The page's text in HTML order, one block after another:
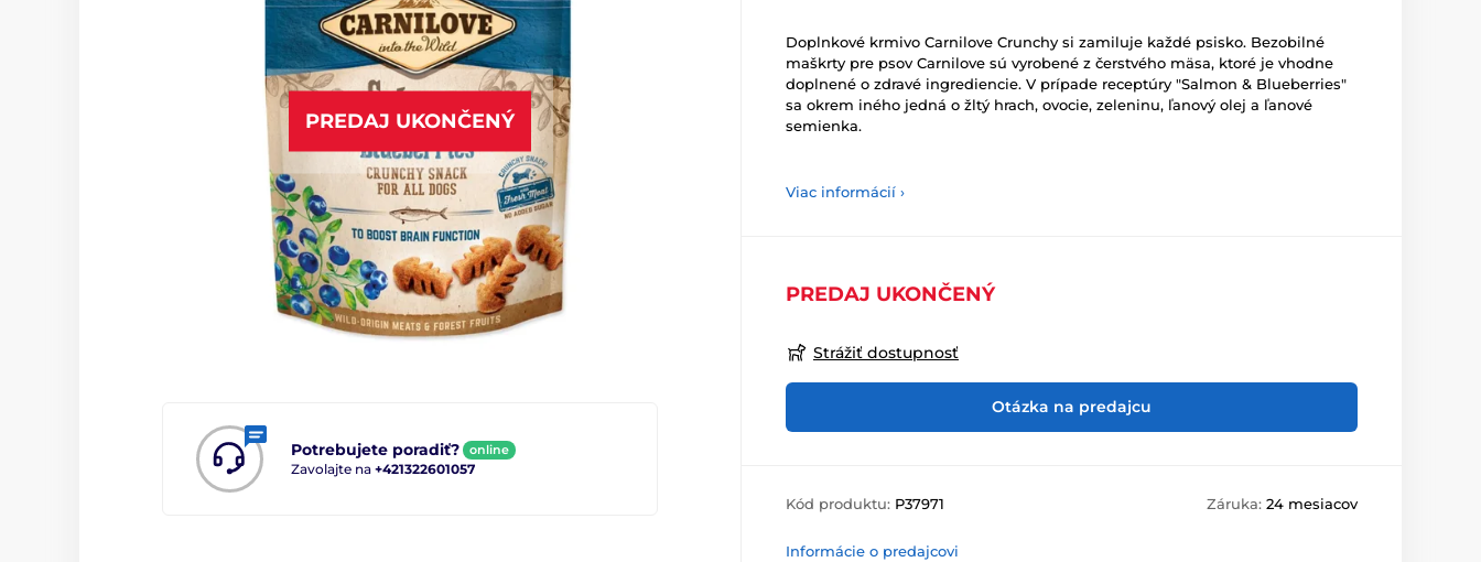
PREDAJ UKONČENÝ
Potrebujete poradiť? online
Zavolajte na +421322601057
Doplnkové krmivo Carnilove Crunchy si zamiluje každé psisko. Bezobilné
maškrty pre psov Carnilove sú vyrobené z čerstvého mäsa, ktoré je vhodne
doplnené o zdravé ingrediencie. V prípade receptúry "Salmon & Blueberries"
sa okrem iného jedná o žltý hrach, ovocie, zeleninu, ľanový olej a ľanové
semienka.
Viac informácií ›
PREDAJ UKONČENÝ
Strážiť dostupnosť
Otázka na predajcu
Kód produktu: P37971 Záruka: 24 mesiacov
Informácie o predajcovi